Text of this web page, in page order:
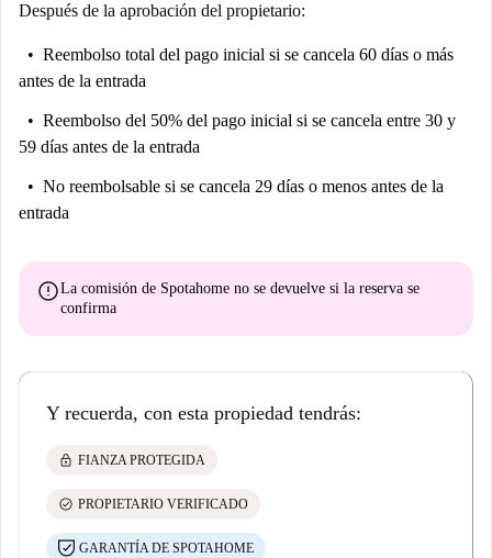
experiencia de vida en la ciudad.
Después de la aprobación del propietario:
Reembolso total del pago inicial si se cancela 60 días o más
antes de la entrada
Reembolso del 50% del pago inicial si se cancela entre 30 y
59 días antes de la entrada
No reembolsable si se cancela 29 días o menos antes de la
entrada
errorLa comisión de Spotahome no se devuelve si la reserva se
confirma
Y recuerda, con esta propiedad tendrás:
lock FIANZA PROTEGIDA
check_circle PROPIETARIO VERIFICADO
GARANTÍA DE SPOTAHOME